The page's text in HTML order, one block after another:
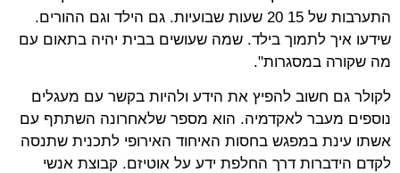
התערבות של 15 20 שעות שבועיות. גם הילד וגם ההורים.
שידעו איך לתמוך בילד. שמה שעושים בבית יהיה בתאום עם
מה שקורה במסגרות".
לקולר גם חשוב להפיץ את הידע ולהיות בקשר עם מעגלים
נוספים מעבר לאקדמיה. הוא מספר שלאחרונה השתתף עם
אשתו עינת במפגש בחסות האיחוד האירופי לתכנית שתנסה
לקדם הידברות דרך החלפת ידע על אוטיזם. קבוצת אנשי